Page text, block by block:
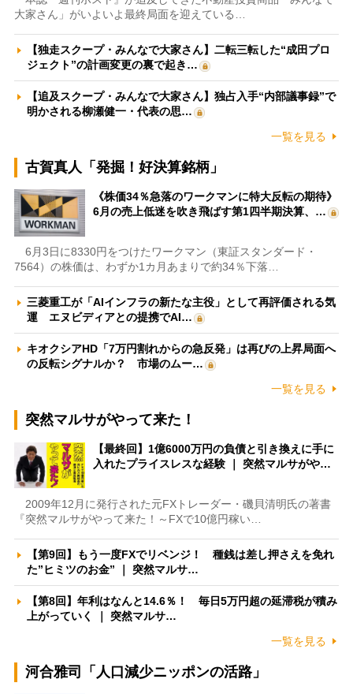
大家さん」がいよいよ最終局面を迎えている…
【独走スクープ・みんなで大家さん】二転三転した“成田プロ
ジェクト”の計画変更の裏で起き…
【追及スクープ・みんなで大家さん】独占入手“内部議事録”で
明かされる柳瀬健一・代表の思…
一覧を見る
古賀真人「発掘！好決算銘柄」
《株価34％急落のワークマンに特大反転の期待》
6月の売上低迷を吹き飛ばす第1四半期決算、…
6月3日に8330円をつけたワークマン（東証スタンダード・
7564）の株価は、わずか1カ月あまりで約34％下落…
三菱重工が「AIインフラの新たな主役」として再評価される気
運 エヌビディアとの提携でAI…
キオクシアHD「7万円割れからの急反発」は再びの上昇局面へ
の反転シグナルか？ 市場のムー…
一覧を見る
突然マルサがやって来た！
【最終回】1億6000万円の負債と引き換えに手に
入れたプライスレスな経験 ｜ 突然マルサがや…
2009年12月に発行された元FXトレーダー・磯貝清明氏の著書
『突然マルサがやって来た！～FXで10億円稼い…
【第9回】もう一度FXでリベンジ！ 種銭は差し押さえを免れ
た”ヒミツのお金” ｜ 突然マルサ…
【第8回】年利はなんと14.6％！ 毎日5万円超の延滞税が積み
上がっていく ｜ 突然マルサ…
一覧を見る
河合雅司「人口減少ニッポンの活路」